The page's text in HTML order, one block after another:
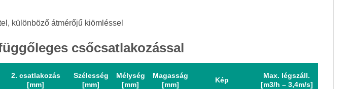
különböző átmérőjű kiömléssel
csőcsatlakozással
2. csatlakozás
[mm]
Szélesség
[mm]
Mélység
[mm]
Magasság
[mm]
Kép
Max. légszáll.
[m3/h – 3,4m/s]